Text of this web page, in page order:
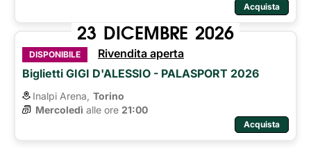
Acquista
23 DICEMBRE 2026
DISPONIBILE
Rivendita aperta
Biglietti GIGI D'ALESSIO - PALASPORT 2026
Inalpi Arena, Torino
Mercoledì alle ore 21:00
Acquista